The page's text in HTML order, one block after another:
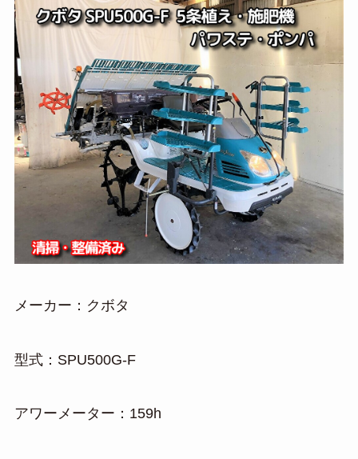
メーカー：クボタ
型式：SPU500G-F
アワーメーター：159h